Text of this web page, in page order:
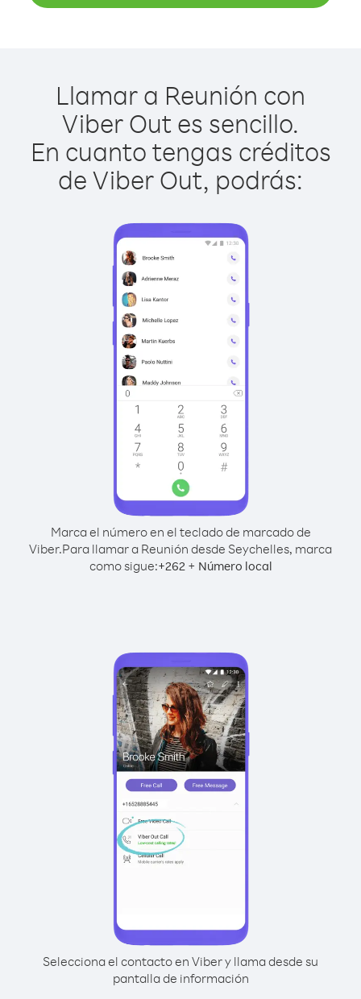
Llamar a Reunión con
Viber Out es sencillo.
En cuanto tengas créditos
de Viber Out, podrás:
Marca el número en el teclado de marcado de
Viber.Para llamar a Reunión desde Seychelles, marca
como sigue:+262+ Número local
Selecciona el contacto en Viber y llama desde su
pantalla de información